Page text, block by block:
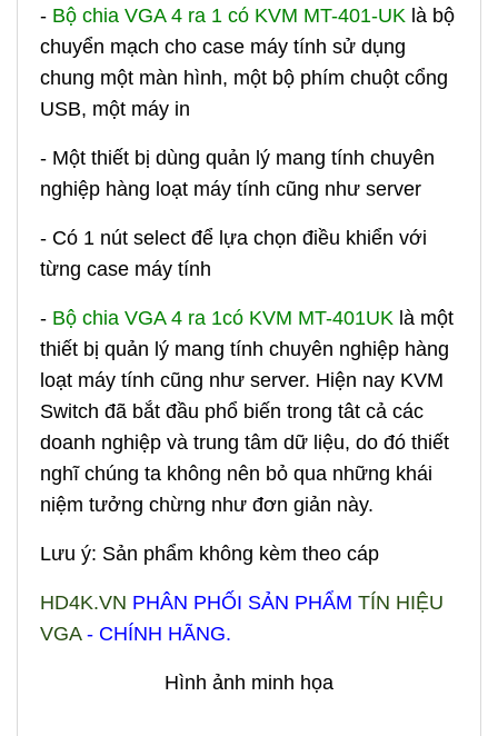
- Bộ chia VGA 4 ra 1 có KVM MT-401-UK là bộ
chuyển mạch cho case máy tính sử dụng
chung một màn hình, một bộ phím chuột cổng
USB, một máy in
- Một thiết bị dùng quản lý mang tính chuyên
nghiệp hàng loạt máy tính cũng như server
- Có 1 nút select để lựa chọn điều khiển với
từng case máy tính
- Bộ chia VGA 4 ra 1có KVM MT-401UK là một
thiết bị quản lý mang tính chuyên nghiệp hàng
loạt máy tính cũng như server. Hiện nay KVM
Switch đã bắt đầu phổ biến trong tât cả các
doanh nghiệp và trung tâm dữ liệu, do đó thiết
nghĩ chúng ta không nên bỏ qua những khái
niệm tưởng chừng như đơn giản này.
Lưu ý: Sản phẩm không kèm theo cáp
HD4K.VN PHÂN PHỐI SẢN PHẨM TÍN HIỆU
VGA- CHÍNH HÃNG.
Hình ảnh minh họa